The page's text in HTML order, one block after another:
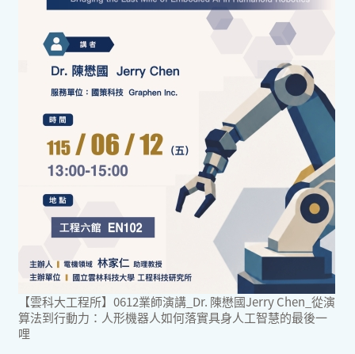
【雲科大工程所】0612業師演講_Dr. 陳懋國Jerry Chen_從演
算法到行動力：人形機器人如何落實具身人工智慧的最後一
哩